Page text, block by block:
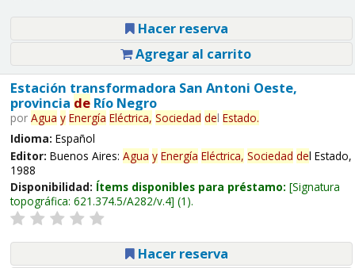
Hacer reserva
Agregar al carrito
Estación transformadora San Antoni Oeste,
provincia deRío Negro
por Agua y Energía Eléctrica, Sociedad del Estado.
Idioma: Español
Editor: Buenos Aires: Agua y Energía Eléctrica, Sociedad del Estado,
1988
Disponibilidad: Ítems disponibles para préstamo: Signatura
topográfica: 621.374.5/A282/v.4 (1).
Hacer reserva